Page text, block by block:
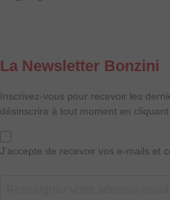
La Newsletter Bonzini
Inscrivez-vous pour recevoir les
désinscrire à tout moment en
J'accepte de recevoir vos e-mails et